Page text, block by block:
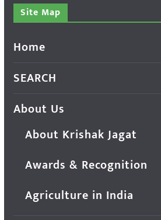
Site Map
Home
SEARCH
About Us
About Krishak Jagat
Awards & Recognition
Agriculture in India